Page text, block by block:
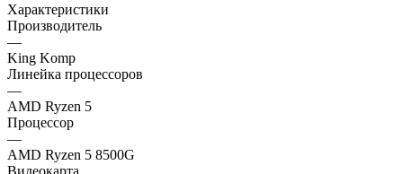
Характеристики
Производитель
—
King Komp
Линейка процессоров
—
AMD Ryzen 5
Процессор
—
AMD Ryzen 5 8500G
Видеокарта